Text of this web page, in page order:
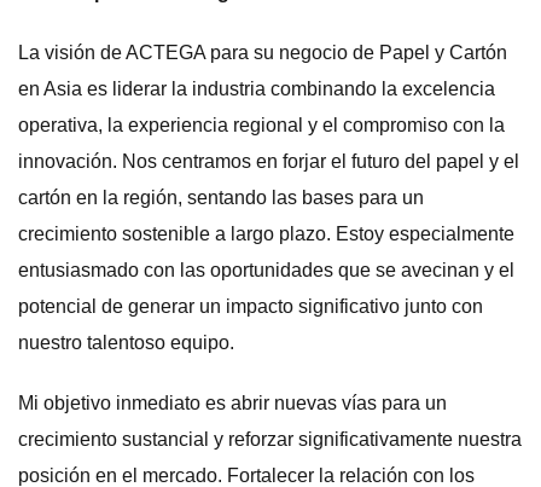
La visión de ACTEGA para su negocio de Papel y Cartón
en Asia es liderar la industria combinando la excelencia
operativa, la experiencia regional y el compromiso con la
innovación. Nos centramos en forjar el futuro del papel y el
cartón en la región, sentando las bases para un
crecimiento sostenible a largo plazo. Estoy especialmente
entusiasmado con las oportunidades que se avecinan y el
potencial de generar un impacto significativo junto con
nuestro talentoso equipo.
Mi objetivo inmediato es abrir nuevas vías para un
crecimiento sustancial y reforzar significativamente nuestra
posición en el mercado. Fortalecer la relación con los